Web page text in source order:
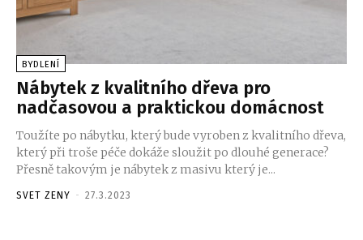
BYDLENÍ
Nábytek z kvalitního dřeva pro
nadčasovou a praktickou domácnost
Toužíte po nábytku, který bude vyroben z kvalitního dřeva,
který při troše péče dokáže sloužit po dlouhé generace?
Přesně takovým je nábytek z masivu který je...
SVET ZENY - 27.3.2023